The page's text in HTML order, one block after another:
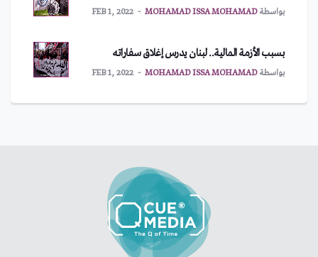
بواسطةMOHAMAD ISSA MOHAMAD
FEB 1, 2022
بسبب الأزمة المالية.. لبنان يدرس إغلاق سفاراته
بواسطةMOHAMAD ISSA MOHAMAD
FEB 1, 2022